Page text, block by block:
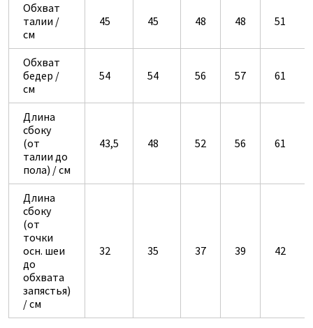
Обхват
талии /
см
45 45 48 48 51
Обхват
бедер /
см
54 54 56 57 61
Длина
сбоку
(от
талии до
пола) / см
43,5 48 52 56 61
Длина
сбоку
(от
точки
осн. шеи
до
обхвата
запястья)
/ см
32 35 37 39 42